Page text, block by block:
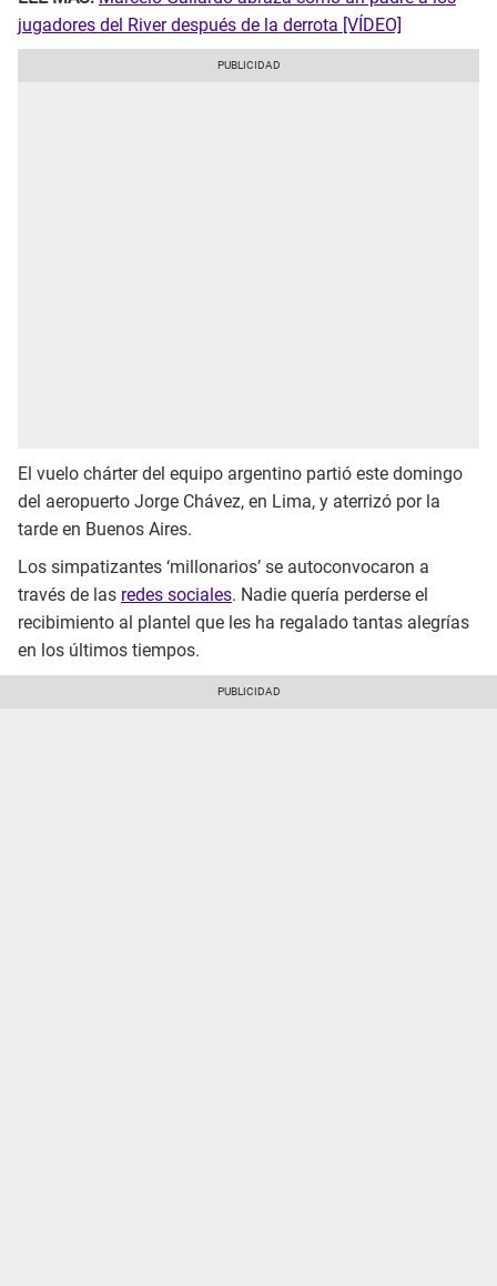
jugadores del River después de la derrota [VÍDEO]
El vuelo chárter del equipo argentino partió este domingo
del aeropuerto Jorge Chávez, en Lima, y aterrizó por la
tarde en Buenos Aires.
Los simpatizantes ‘millonarios’ se autoconvocaron a
través de las redes sociales. Nadie quería perderse el
recibimiento al plantel que les ha regalado tantas alegrías
en los últimos tiempos.